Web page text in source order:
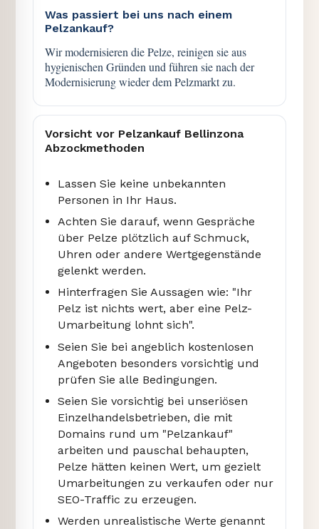
Was passiert bei uns nach einem
Pelzankauf?
Wir modernisieren die Pelze, reinigen sie aus
hygienischen Gründen und führen sie nach der
Modernisierung wieder dem Pelzmarkt zu.
Vorsicht vor Pelzankauf Bellinzona
Abzockmethoden
Lassen Sie keine unbekannten
Personen in Ihr Haus.
Achten Sie darauf, wenn Gespräche
über Pelze plötzlich auf Schmuck,
Uhren oder andere Wertgegenstände
gelenkt werden.
Hinterfragen Sie Aussagen wie: "Ihr
Pelz ist nichts wert, aber eine Pelz-
Umarbeitung lohnt sich".
Seien Sie bei angeblich kostenlosen
Angeboten besonders vorsichtig und
prüfen Sie alle Bedingungen.
Seien Sie vorsichtig bei unseriösen
Einzelhandelsbetrieben, die mit
Domains rund um "Pelzankauf"
arbeiten und pauschal behaupten,
Pelze hätten keinen Wert, um gezielt
Umarbeitungen zu verkaufen oder nur
SEO-Traffic zu erzeugen.
Werden unrealistische Werte genannt